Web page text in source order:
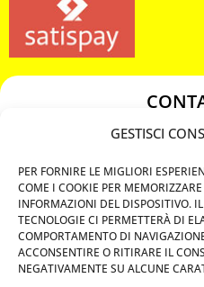
GESTISCI
PER FORNIRE LE MIGLIORI
COME I COOKIE PER
INFORMAZIONI DEL DISPOSITIVO.
TECNOLOGIE CI PERMETTERÀ DI
COMPORTAMENTO DI
ACCONSENTIRE O RITIRARE IL
NEGATIVAMENTE SU ALCUNE
349 3863811
Privacy Policy
Cookie Policy